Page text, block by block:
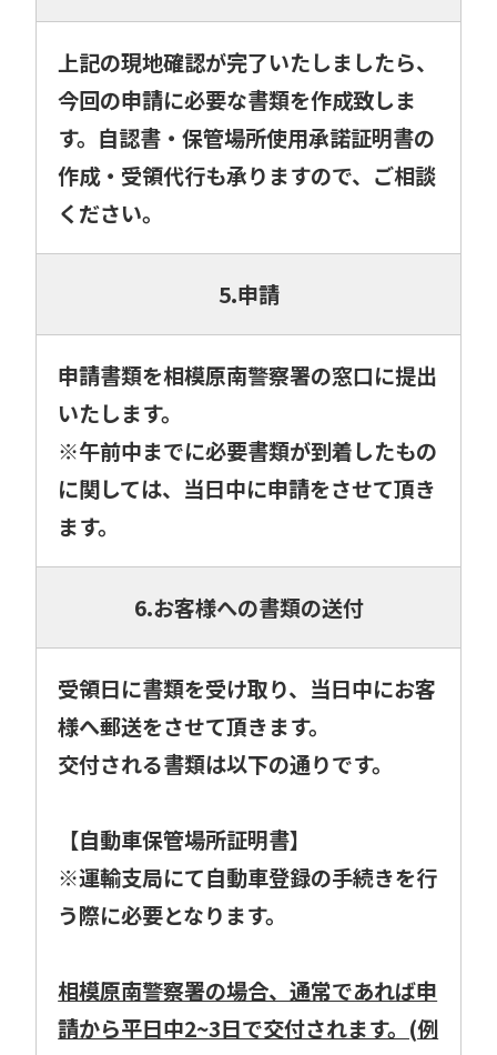
上記の現地確認が完了いたしましたら、
今回の申請に必要な書類を作成致しま
す。自認書・保管場所使用承諾証明書の
作成・受領代行も承りますので、ご相談
ください。
5.申請
申請書類を相模原南警察署の窓口に提出
いたします。
※午前中までに必要書類が到着したもの
に関しては、当日中に申請をさせて頂き
ます。
6.お客様への書類の送付
受領日に書類を受け取り、当日中にお客
様へ郵送をさせて頂きます。
交付される書類は以下の通りです。
【自動車保管場所証明書】
※運輸支局にて自動車登録の手続きを行
う際に必要となります。
相模原南警察署の場合、通常であれば申
請から平日中2~3日で交付されます。(例